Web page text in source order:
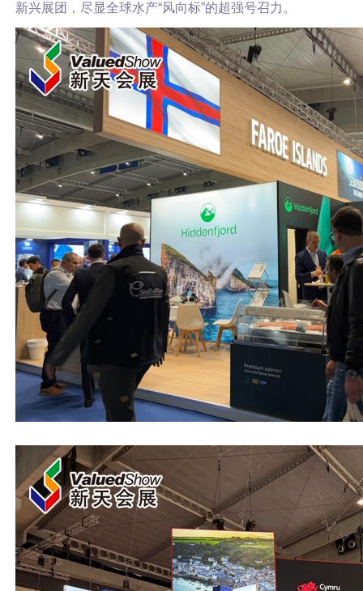
新兴展团，尽显全球水产“风向标”的超强号召力。